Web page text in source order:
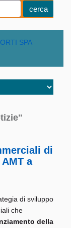
di
a
di sviluppo
che
della